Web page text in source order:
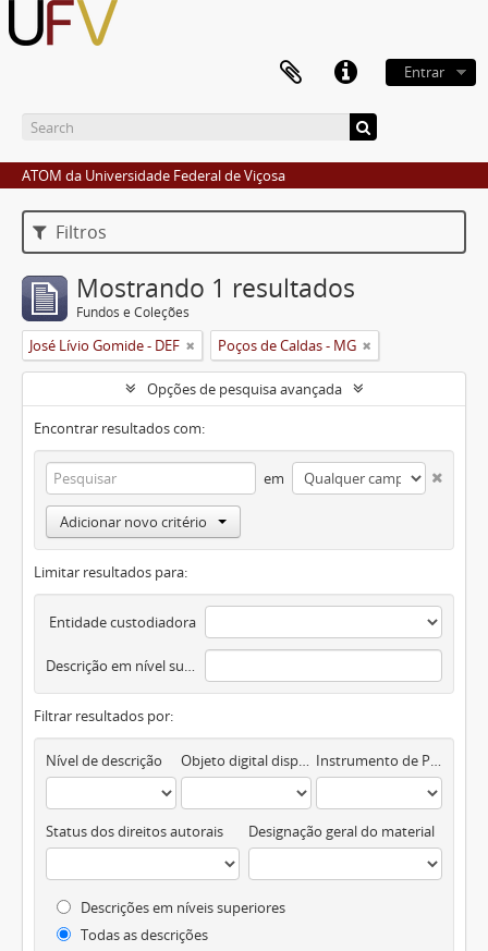
Entrar
ATOM da Universidade Federal de Viçosa
Filtros
Mostrando 1 resultados
Fundos e Coleções
José Lívio Gomide - DEF Poços de Caldas - MG
Opções de pesquisa avançada
Encontrar resultados com:
em
Adicionar novo critério
Limitar resultados para:
Entidade custodiadora
Descrição em nível superior
Filtrar resultados por:
Nível de descrição Objeto digital disponível Instrumento de Pesquisa
Status dos direitos autorais Designação geral do material
Descrições em níveis superiores
Todas as descrições